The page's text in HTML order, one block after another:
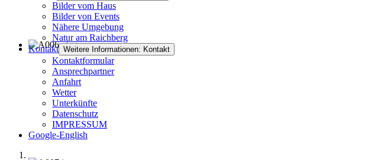
Bilder vom Haus
Bilder von Events
Nähere Umgebung
Natur am Raichberg
Kontakt Weitere Informationen: Kontakt
Kontaktformular
Ansprechpartner
Anfahrt
Wetter
Unterkünfte
Datenschutz
IMPRESSUM
Google-English